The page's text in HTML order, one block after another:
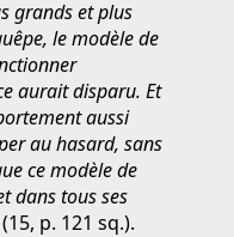
grands et plus
le modèle de
aurait disparu. Et
aussi
au hasard, sans
ce modèle de
dans tous ses
p. 121 sq.).